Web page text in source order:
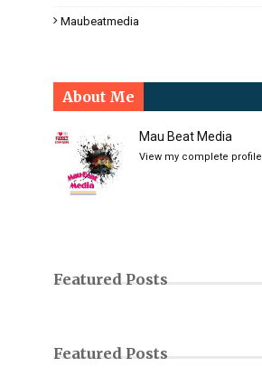
Maubeatmedia
About Me
Mau Beat Media
View my complete profile
Featured Posts
Featured Posts